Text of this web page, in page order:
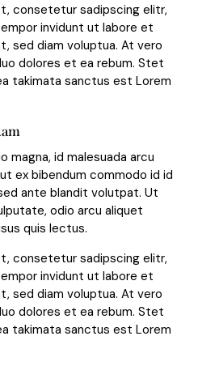
consetetur sadipscing elitr,
invidunt ut labore et
sed diam voluptua. At vero
dolores et ea rebum. Stet
takimata sanctus est Lorem
magna, id malesuada arcu
ex bibendum commodo id id
ante blandit volutpat. Ut
odio arcu aliquet
quis lectus.
consetetur sadipscing elitr,
invidunt ut labore et
sed diam voluptua. At vero
dolores et ea rebum. Stet
takimata sanctus est Lorem